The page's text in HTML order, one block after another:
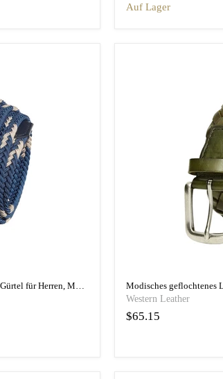
auf Lager
Formeller elastischer geflochtener Gürtel für Herren, Modell Darius
Modisches geflochtenes
Western Leather
$65.15